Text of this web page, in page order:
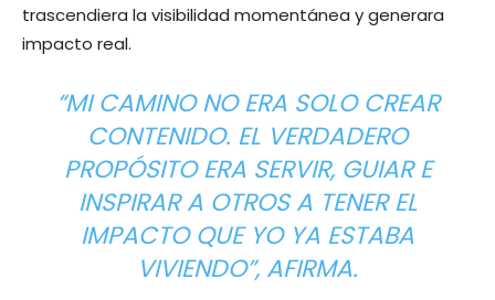
trascendiera la visibilidad momentánea y generara
impacto real.
“MI CAMINO NO ERA SOLO CREAR
CONTENIDO. EL VERDADERO
PROPÓSITO ERA SERVIR, GUIAR E
INSPIRAR A OTROS A TENER EL
IMPACTO QUE YO YA ESTABA
VIVIENDO”, AFIRMA.